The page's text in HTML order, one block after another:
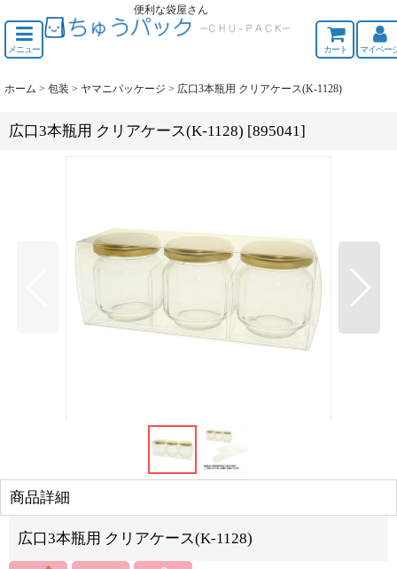
便利な袋屋さん
メニュー カート マイペー
ホーム > 包装 > ヤマニパッケージ > 広口3本瓶用 クリアケース(K-1128)
広口3本瓶用 クリアケース(K-1128) [895041]
商品詳細
広口3本瓶用 クリアケース(K-1128)